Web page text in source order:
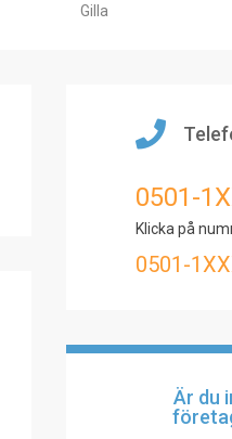
Gilla
0501-
Klicka på
0501-
Är du